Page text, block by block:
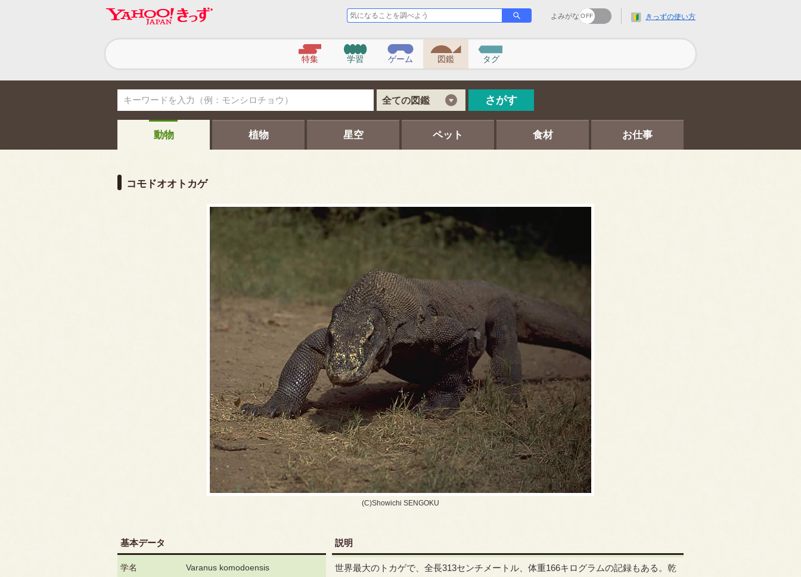
気
に
る
こ
と
調
よ
う
が
す
よみがな きっずの使い方
ン
特集 学習 ゲーム 図鑑 タグ
全ての図鑑 さがす
動物 植物 星空 ペット 食材 お仕事
コモドオオトカゲ
(C)Showichi SENGOKU
基本データ
学名 Varanus komodoensis
説明
世界最大のトカゲで、全長313センチメートル、体重166キログラムの記録もある。乾